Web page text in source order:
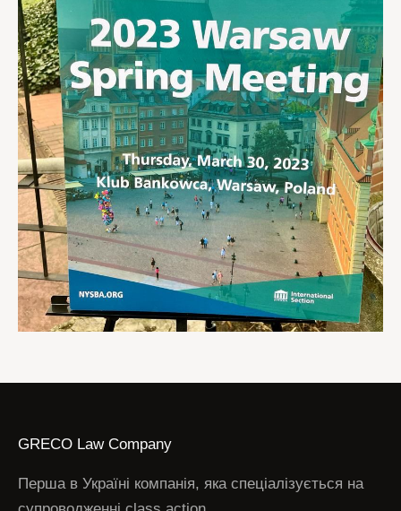
GRECO Law Company
Перша в Україні компанія, яка спеціалізується на